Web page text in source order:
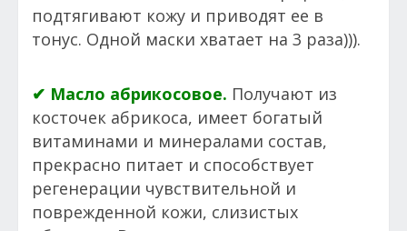
подтягивают кожу и приводят ее в
тонус. Одной маски хватает на 3 раза))).
✔ Масло абрикосовое. Получают из
косточек абрикоса, имеет богатый
витаминами и минералами состав,
прекрасно питает и способствует
регенерации чувствительной и
поврежденной кожи, слизистых